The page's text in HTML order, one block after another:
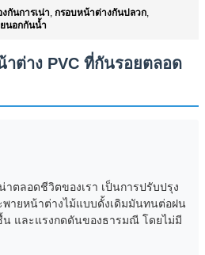
กันการเน่า, กรอบหน้าต่างกันปลวก,
นอกกันน้ำ
าต่าง PVC ที่กันรอยตลอด
าตลอดชีวิตของเรา เป็นการปรับปรุง
พายหน้าต่างไม้แบบดั้งเดิมมันทนต่อฝน
และแรงกดดันของธารมณี โดยไม่มี